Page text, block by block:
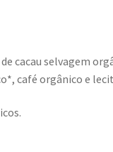
cacau selvagem
café orgânico e